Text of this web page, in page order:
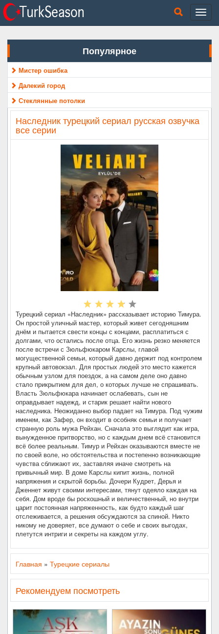
Популярное
Мистер ошибка
Далекий город
Стеклянные потолки
Наследник турецкий сериал русская озвучка
все серии
Турецкий сериал «Наследник» рассказывает историю Тимура.
Он простой уличный мастер, который живет сегодняшним
днём и пытается свести концы с концами, расплатиться с
долгами, что остались после отца. Его жизнь резко меняется
после встречи с Зюльфюкаром Карслы, главой
могущественной семьи, который давно держит под контролем
крупный автовокзал. Для простых людей это место кажется
обычным узлом для поездок, а на самом деле оно давно
стало прикрытием для дел, о которых лучше не спрашивать.
Власть Зюльфюкара начинает ослабевать, сын не
оправдывает надежд, и старик решает найти нового
наследника. Неожиданно выбор падает на Тимура. Под чужим
именем, как Зафер, он входит в особняк семьи и получает
странную роль мужа Рейхан. Сначала это выглядит как игра,
вынужденное притворство, но с каждым днем всё становится
всё более реальным. Тимур и Рейхан оказываются вместе не
по своей воле, но обстоятельства и постепенно возникающие
чувства сближают их, заставляя иначе смотреть на
привычный мир. В доме Карслы кипит жизнь, полной
напряжения и скрытой борьбы. Дочери Кудрет, Дерья и
Дженнет живут своими интересами, тянут одеяло каждая на
себя. Дом вроде бы роскошный и величественный, но внутри
царит постоянная напряженность, как будто каждый шаг
отслеживается, а решения обсуждаются за спиной. Никто
никому не доверяет, все думают о себе и своих выгодах,
плетутся интриги и секреты на каждом углу.
Главная » Турецкие сериалы
Рекомендуем посмотреть